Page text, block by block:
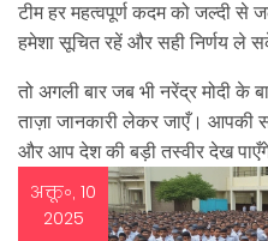
टीम हर महत्वपूर्ण कदम को जल्दी
हमेशा सूचित रहें और सही निर्णय ले
तो अगली बार जब भी नरेंद्र मोदी
ताज़ा जानकारी लेकर जाएँ। आपकी
और आप देश की बड़ी तस्वीर देख
अक्तू॰, 10
2025